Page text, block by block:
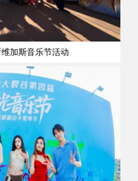
加斯音乐节活动